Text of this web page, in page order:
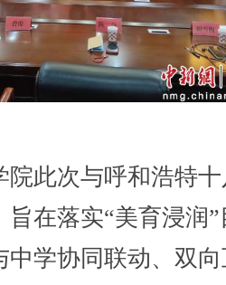
此次与呼和浩特十
在落实“美育浸润”
中学协同联动、双